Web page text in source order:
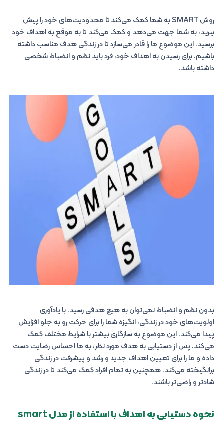
روش SMART به شما کمک می‌کند تا محدودیت‌های خود را پیش
ببرید، به شما جهت می‌دهد و کمک می‌کند تا به موقع به اهداف خود
برسید. این موضوع ما را قادر می‌سازد تا در زندگی هدف مناسب داشته
باشیم. برای رسیدن به اهداف خود، فرد باید نظم و انضباط شخصی
داشته باشد.
بدون نظم و انضباط نمی‌توان به هیچ هدفی رسید. با یادآوری
اولویت‌های خود در زندگی‌، انگیزه شما را برای حرکت رو به جلو افزایش
پیدا می‌کند. این موضوع به سازگاری بیشتر با شرایط مختلف کمک
می‌کند. پس از دستیابی به هدف مورد نظر، به ما احساس رضایت دست
داده و ما را برای تعیین اهداف جدید و رشد و پیشرفت در زندگی
برانگیخته می‌کند. همچنین به تمام افراد کمک می‌کند تا در زندگی
شادتر و راضی‌تر باشند.
نحوه دستیابی به اهداف با استفاده از مدل smart